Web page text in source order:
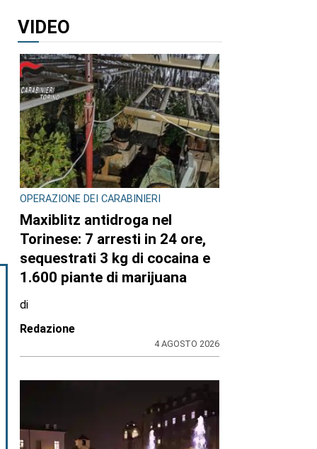
VIDEO
OPERAZIONE DEI CARABINIERI
Maxiblitz antidroga nel
Torinese: 7 arresti in 24 ore,
sequestrati 3 kg di cocaina e
1.600 piante di marijuana
di
Redazione
4 AGOSTO 2026